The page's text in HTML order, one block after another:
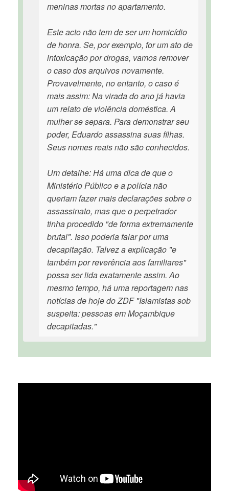
meninas mortas no apartamento.
Este acto não tem de ser um homicídio
de honra. Se, por exemplo, for um ato de
intoxicação por drogas, vamos remover
o caso dos arquivos novamente.
Provavelmente, no entanto, o caso é
mais assim: Na virada do ano já havia
um relato de violência doméstica. A
mulher se separa. Para demonstrar seu
poder, Eduardo assassina suas filhas.
Seus nomes reais não são conhecidos.
Um detalhe: Há uma dica de que o
Ministério Público e a polícia não
queriam fazer mais declarações sobre o
assassinato, mas que o perpetrador
tinha procedido "de forma extremamente
brutal". Isso poderia falar por uma
decapitação. Talvez a explicação "e
também por reverência aos familiares"
possa ser lida exatamente assim. Ao
mesmo tempo, há uma reportagem nas
notícias de hoje do ZDF "Islamistas sob
suspeita: pessoas em Moçambique
decapitadas."